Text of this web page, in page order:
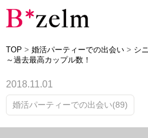
TOP > 婚活パーティーでの出会い > シ
～過去最高カップル数！
2018.11.01
婚活パーティーでの出会い(89)